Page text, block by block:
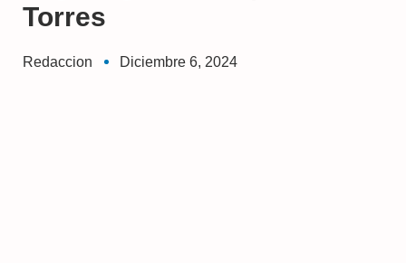
Torres
Redaccion Diciembre 6, 2024